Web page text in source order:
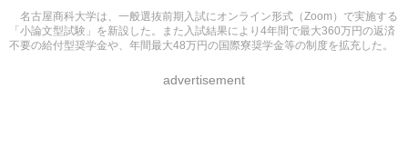
名古屋商科大学は、一般選抜前期入試にオンライン形式（Zoom）で実施する
「小論文型試験」を新設した。また入試結果により4年間で最大360万円の返済
不要の給付型奨学金や、年間最大48万円の国際寮奨学金等の制度を拡充した。
advertisement